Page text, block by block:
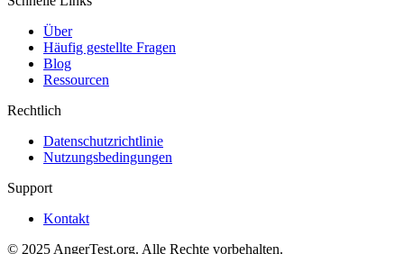
Über
Häufig gestellte Fragen
Blog
Ressourcen
Rechtlich
Datenschutzrichtlinie
Nutzungsbedingungen
Support
Kontakt
© 2025 AngerTest.org. Alle Rechte vorbehalten.